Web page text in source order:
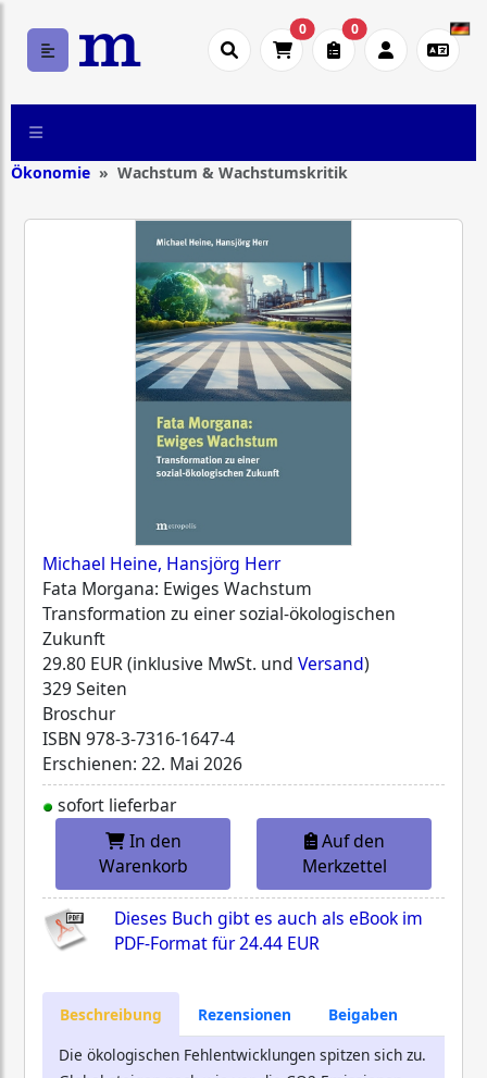
0 0
Ökonomie Wachstum & Wachstumskritik
Michael Heine, Hansjörg Herr
Fata Morgana: Ewiges Wachstum
Transformation zu einer sozial-ökologischen
Zukunft
29.80 EUR (inklusive MwSt. und Versand)
329 Seiten
Broschur
ISBN 978-3-7316-1647-4
Erschienen: 22. Mai 2026
sofort lieferbar
In den
Warenkorb
Auf den
Merkzettel
Dieses Buch gibt es auch als eBook im
PDF-Format für24.44 EUR
Beschreibung Rezensionen
Beigaben
Die ökologischen Fehlentwicklungen spitzen sich zu.